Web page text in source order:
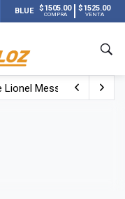
BLUE $1505.00
COMPRA
$1525.00
VENTA
Messi